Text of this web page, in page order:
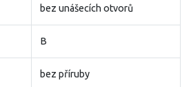
bez unášecích otvorů
B
bez příruby